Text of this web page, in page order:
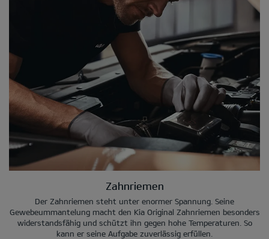
Zahnriemen
Der Zahnriemen steht unter enormer Spannung. Seine
Gewebeummantelung macht den Kia Original Zahnriemen besonders
widerstandsfähig und schützt ihn gegen hohe Temperaturen. So
kann er seine Aufgabe zuverlässig erfüllen.